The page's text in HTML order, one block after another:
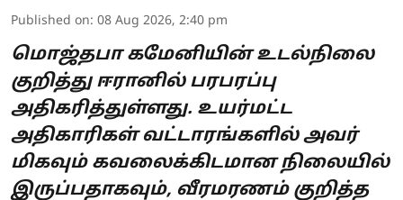
Published on: 08 Aug 2026, 2:40 pm
மொஜ்தபா கமேனியின் உடல்நிலை
குறித்து ஈரானில் பரபரப்பு
அதிகரித்துள்ளது. உயர்மட்ட
அதிகாரிகள் வட்டாரங்களில் அவர்
மிகவும் கவலைக்கிடமான நிலையில்
இருப்பதாகவும், வீரமரணம் குறித்த